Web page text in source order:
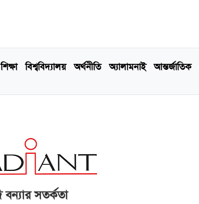
শিক্ষা বিশ্ববিদ্যালয় অর্থনীতি অ্যালামনাই আন্তর্জাতিক
বন্যার সতর্কতা